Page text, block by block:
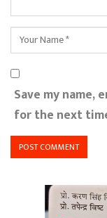
Save my name,
for the next